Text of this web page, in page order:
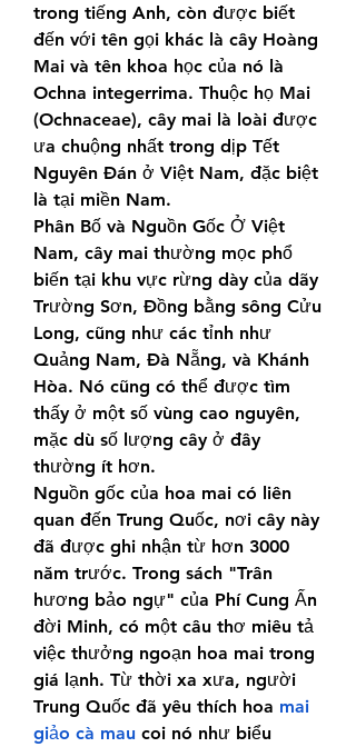
trong tiếng Anh, còn được biết
đến với tên gọi khác là cây Hoàng
Mai và tên khoa học của nó là
Ochna integerrima. Thuộc họ Mai
(Ochnaceae), cây mai là loài được
ưa chuộng nhất trong dịp Tết
Nguyên Đán ở Việt Nam, đặc biệt
là tại miền Nam.
Phân Bố và Nguồn Gốc Ở Việt
Nam, cây mai thường mọc phổ
biến tại khu vực rừng dày của dãy
Trường Sơn, Đồng bằng sông Cửu
Long, cũng như các tỉnh như
Quảng Nam, Đà Nẵng, và Khánh
Hòa. Nó cũng có thể được tìm
thấy ở một số vùng cao nguyên,
mặc dù số lượng cây ở đây
thường ít hơn.
Nguồn gốc của hoa mai có liên
quan đến Trung Quốc, nơi cây này
đã được ghi nhận từ hơn 3000
năm trước. Trong sách "Trân
hương bảo ngự" của Phí Cung Ấn
đời Minh, có một câu thơ miêu tả
việc thưởng ngoạn hoa mai trong
giá lạnh. Từ thời xa xưa, người
Trung Quốc đã yêu thích hoa mai
giảo cà mau coi nó như biểu